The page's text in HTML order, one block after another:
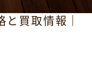
買取情報｜